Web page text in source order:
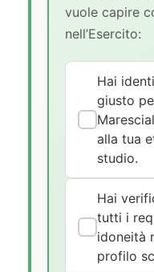
vuole capire
nell’Esercito:
Hai
giusto
alla tua
studio.
Hai
tutti i
idoneità
profilo